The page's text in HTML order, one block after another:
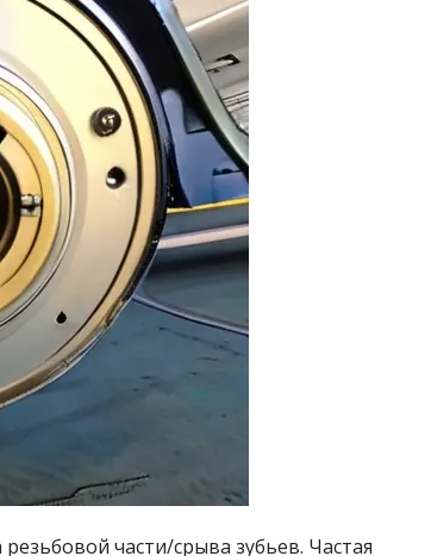
части/срыва зубьев. Частая